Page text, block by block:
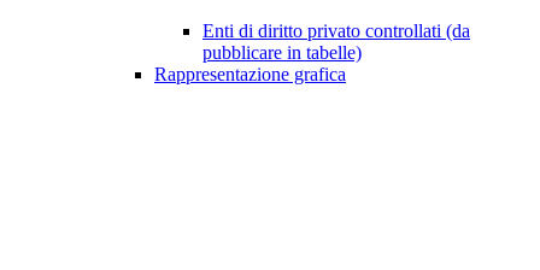
Enti di diritto privato controllati (da
pubblicare in tabelle)
Rappresentazione grafica